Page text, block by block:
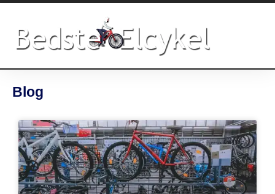
Gå
indholdet
Blog
SideSideSideSide